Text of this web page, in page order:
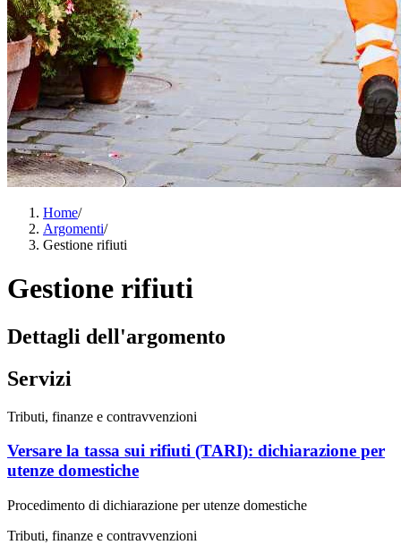
Home/
Argomenti/
Gestione rifiuti
Gestione rifiuti
Dettagli dell'argomento
Servizi
Tributi, finanze e contravvenzioni
Versare la tassa sui rifiuti (TARI): dichiarazione per
utenze domestiche
Procedimento di dichiarazione per utenze domestiche
Tributi, finanze e contravvenzioni